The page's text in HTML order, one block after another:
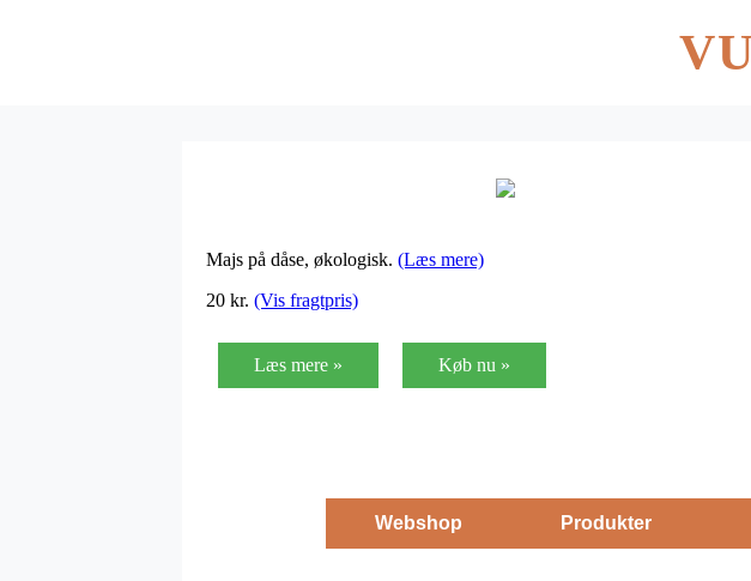
Majs på dåse, økologisk. (Læs mere)
20 kr. (Vis fragtpris)
Læs mere » Køb nu »
Webshop Produkter